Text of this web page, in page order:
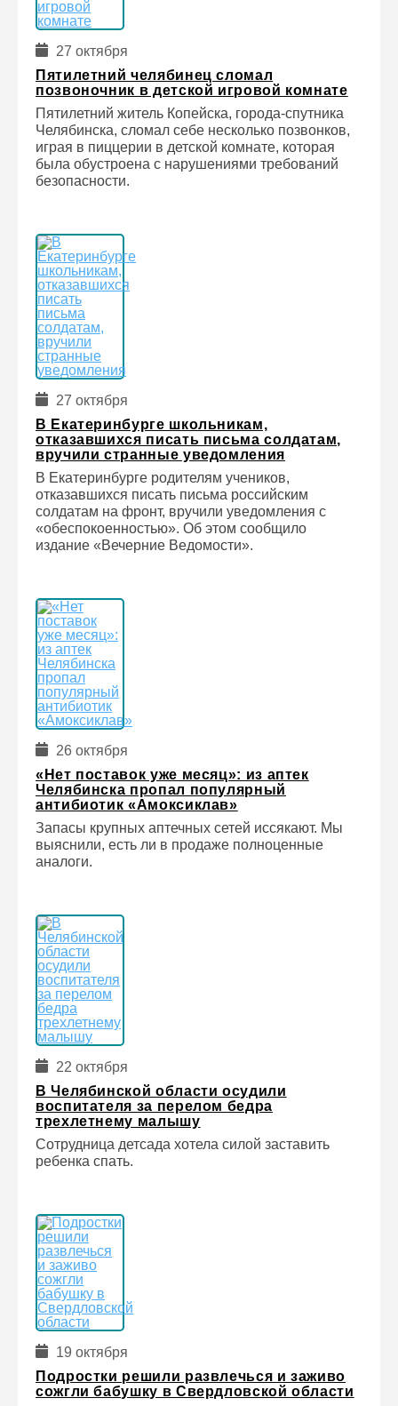
27 октября
Пятилетний челябинец сломал
позвоночник в детской игровой комнате
Пятилетний житель Копейска, города-спутника
Челябинска, сломал себе несколько позвонков,
играя в пиццерии в детской комнате, которая
была обустроена с нарушениями требований
безопасности.
27 октября
В Екатеринбурге школьникам,
отказавшихся писать письма солдатам,
вручили странные уведомления
В Екатеринбурге родителям учеников,
отказавшихся писать письма российским
солдатам на фронт, вручили уведомления с
«обеспокоенностью». Об этом сообщило
издание «Вечерние Ведомости».
26 октября
«Нет поставок уже месяц»: из аптек
Челябинска пропал популярный
антибиотик «Амоксиклав»
Запасы крупных аптечных сетей иссякают. Мы
выяснили, есть ли в продаже полноценные
аналоги.
22 октября
В Челябинской области осудили
воспитателя за перелом бедра
трехлетнему малышу
Сотрудница детсада хотела силой заставить
ребенка спать.
19 октября
Подростки решили развлечься и заживо
сожгли бабушку в Свердловской области